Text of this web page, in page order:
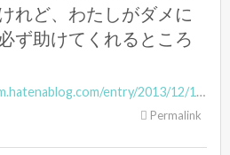
れど、わたしがダメに
ず助けてくれるところ
entry/2013/12/16/153126
Permalink